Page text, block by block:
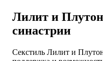
Лилит и Плутон
синастрии
Секстиль Лилит и